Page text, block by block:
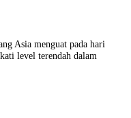
Asia menguat pada hari
level terendah dalam